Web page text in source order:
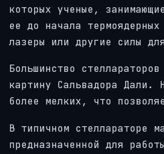
которых ученые,
ее до начала
лазеры или другие силы
Большинство
картину Сальвадора Дали.
более мелких, что
В типичном стеллараторе
предназначенной для